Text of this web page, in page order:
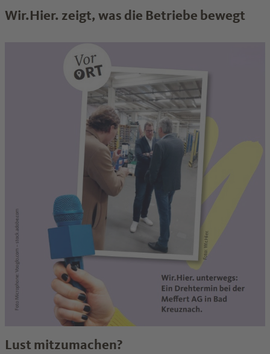
Wir.Hier. zeigt, was die Betriebe bewegt
Lust mitzumachen?